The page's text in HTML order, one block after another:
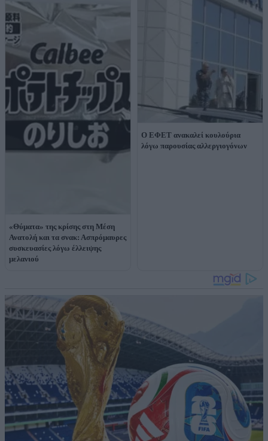
«Θύματα» της κρίσης στη Μέση
Ανατολή και τα σνακ: Ασπρόμαυρες
συσκευασίες λόγω έλλειψης
μελανιού
Ο ΕΦΕΤ ανακαλεί κουλούρια
λόγω παρουσίας αλλεργιογόνων